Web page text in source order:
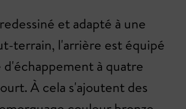
et adapté à une
terrain, l'arrière est équipé
d'échappement à quatre
À cela s'ajoutent des